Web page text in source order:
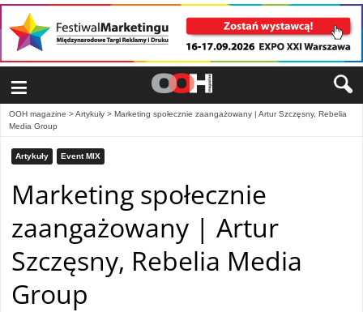
≡
OOH magazine >Artykuły > Marketing społecznie zaangażowany | Artur Szczęsny, Rebelia
Media Group
Artykuły Event MIX
Marketing społecznie
zaangażowany | Artur
Szczęsny, Rebelia Media
Group